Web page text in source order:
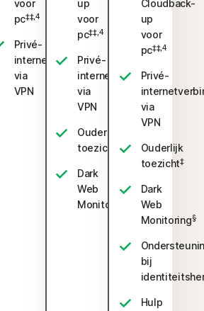
voor
pc‡‡,4
Privé-
internetverbinding
via
VPN
up
voor
pc‡‡,4
Privé-
internetverbinding
via
VPN
Ouderlijk
toezicht
‡
Dark
Web
Monitoring
Cloudback-
up
voor
pc‡‡,4
Privé-
via
VPN
Ouderlijk
toezicht‡
Dark
Web
Monitoring§
bij
Hulp